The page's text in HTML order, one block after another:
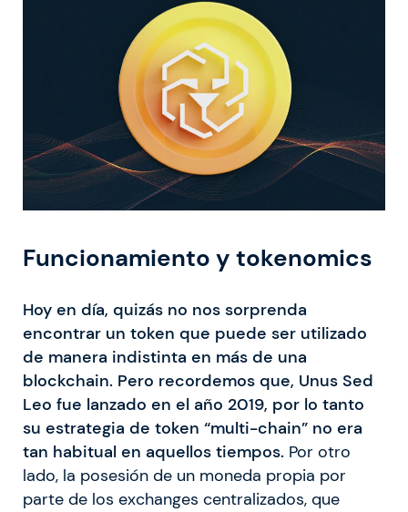
Funcionamiento y tokenomics
Hoy en día, quizás no nos sorprenda
encontrar un token que puede ser utilizado
de manera indistinta en más de una
blockchain. Pero recordemos que, Unus Sed
Leo fue lanzado en el año 2019, por lo tanto
su estrategia de token “multi-chain” no era
tan habitual en aquellos tiempos. Por otro
lado, la posesión de un moneda propia por
parte de los exchanges centralizados, que